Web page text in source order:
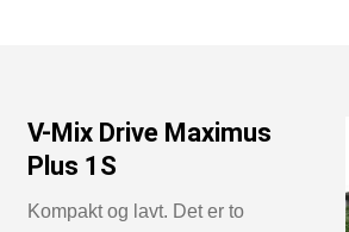
V-Mix Drive Maximus
Plus 1S
Kompakt og lavt. Det er to